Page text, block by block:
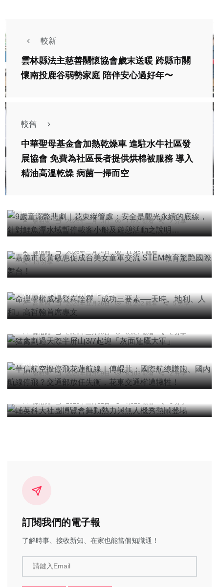
較新
雲林縣法主慈善關懷協會歲末送暖 跨縣市關
懷南投鹿谷弱勢家庭 陪伴安心過好年〜
較舊
中華聖母基金會加熱乾燥車 進駐水牛社區發
展協會 免費為社區長者提供烘棉被服務 導入
精油高溫乾燥 病菌一掃而空
社會
張柏東 2026年三月13日 7,840 觀看 2 分享
綜合新聞
嘉義市長黃敏惠促成台美女童軍交流 STEM教育驚
陳信利 2026年三月14日
11,957 觀看
15 分享
專欄
命理學權威楊登嵙詮釋「成功三要素──天時、地
高哲翰 2026年五月26日 91,202 觀看 5 分享
綜合新聞
猛禽劃過天際半屏山3/7起迎「灰面鵟鷹大軍」
陳信銘 2026年三月05日 8,027 觀看 2 分享
綜合新聞
華信航空擬停飛花蓮航線｜傅崐萁：國際航線賺
飽、國內航線停飛？交通部放任失衡，花東交通權
張柏東 2026年四月09日 8,103 觀看 2 分享
綜合新聞
輔英科大社團博覽會舞動熱力與無人機秀熱鬧登場
陳信銘 2026年三月11日 7,529 觀看 3 分享
訂閱我們的電子報
了解時事、接收新知、在家也能當個知識通！
請鍵入Email